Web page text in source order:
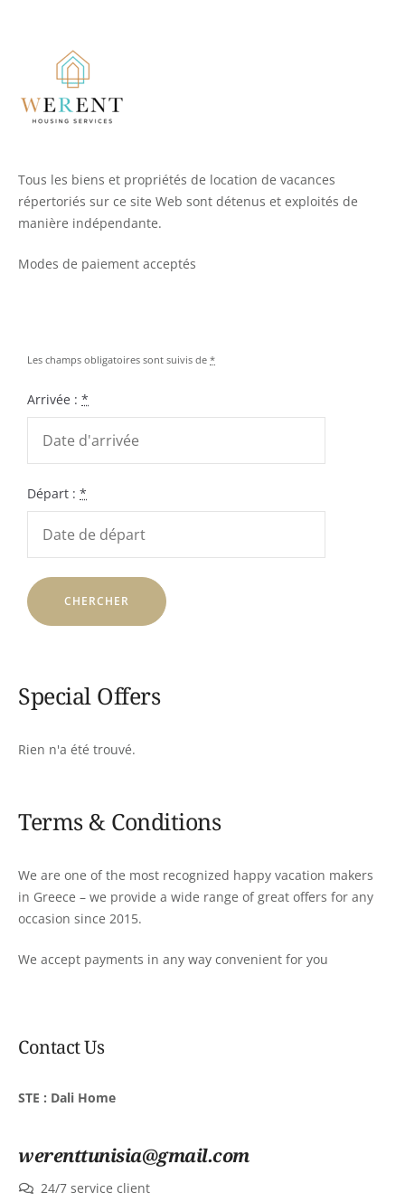
Tous les biens et propriétés de location de vacances
répertoriés sur ce site Web sont détenus et exploités de
manière indépendante.
Modes de paiement acceptés
Les champs obligatoires sont suivis de *
Arrivée : *
Départ : *
Special Offers
Rien n'a été trouvé.
Terms & Conditions
We are one of the most recognized happy vacation makers
in Greece – we provide a wide range of great offers for any
occasion since 2015.
We accept payments in any way convenient for you
Contact Us
STE : Dali Home
werenttunisia@gmail.com
24/7 service client